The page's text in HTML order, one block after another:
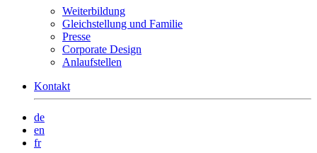
Weiterbildung
Gleichstellung und Familie
Presse
Corporate Design
Anlaufstellen
Kontakt
de
en
fr